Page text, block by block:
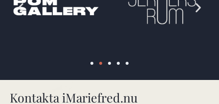
Kontakta iMariefred.nu